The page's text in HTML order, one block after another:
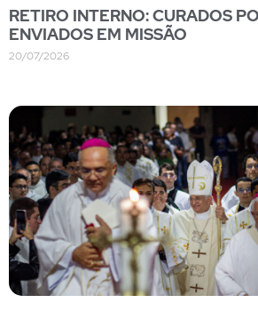
RETIRO INTERNO: CURADOS
ENVIADOS EM MISSÃO
20/07/2026